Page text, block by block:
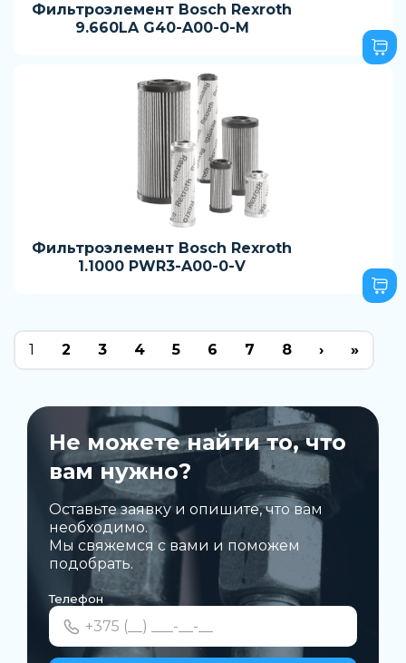
Фильтроэлемент Bosch Rexroth
9.660LA G40-A00-0-M
Фильтроэлемент Bosch Rexroth
1.1000 PWR3-A00-0-V
1 2 3 4 5 6 7 8 › »
Не можете найти то, что
вам нужно?
Оставьте заявку и опишите, что вам
необходимо.
Мы свяжемся с вами и поможем
подобрать.
Телефон